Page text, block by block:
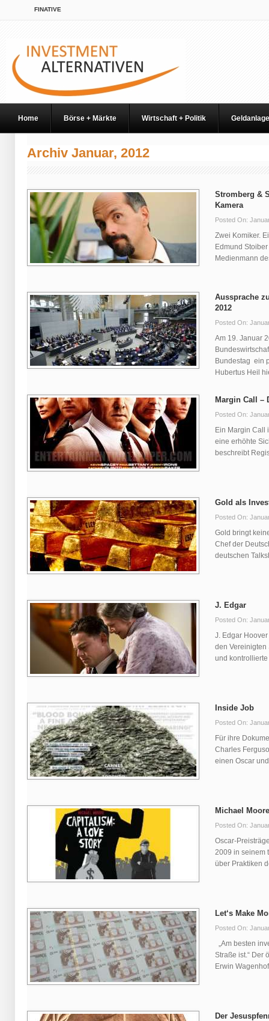
FINATIVE
Home Börse + Märkte Wirtschaft + Politik Geldanlage
Archiv Januar, 2012
Stromberg &
Kamera
Posted On:
Zwei Komiker.
Edmund
Medienmann
Aussprache
2012
Posted On:
Am 19. Januar
Bundestag ein
Hubertus Heil
Margin Call –
Posted On:
Ein Margin Call
eine erhöhte
beschreibt
Gold als
Posted On:
Gold bringt
Chef der
deutschen
J. Edgar
Posted On:
J. Edgar
den Vereinigten
und
Inside Job
Posted On:
Für ihre
Charles
einen Oscar
Michael
Posted On:
Oscar-
2009 in seinem
über Praktiken
Let‘s Make
Posted On:
„Am besten
Straße ist.“ Der
Erwin
Der